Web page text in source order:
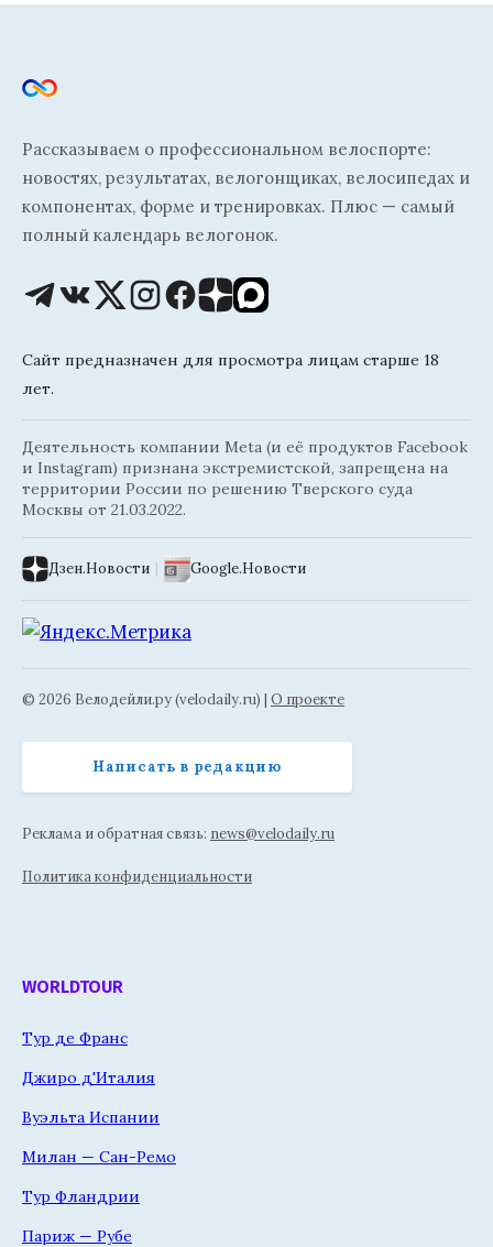
Рассказываем о профессиональном велоспорте:
новостях, результатах, велогонщиках, велосипедах и
компонентах, форме и тренировках. Плюс — самый
полный календарь велогонок.
Сайт предназначен для просмотра лицам старше 18
лет.
Деятельность компании Meta (и её продуктов Facebook
и Instagram) признана экстремистской, запрещена на
территории России по решению Тверского суда
Москвы от 21.03.2022.
Дзен.Новости | Google.Новости
© 2026 Велодейли.ру (velodaily.ru) | О проекте
Написать в редакцию
Реклама и обратная связь: news@velodaily.ru
Политика конфиденциальности
WORLDTOUR
Тур де Франс
Джиро д'Италия
Вуэльта Испании
Милан — Сан-Ремо
Тур Фландрии
Париж — Рубе